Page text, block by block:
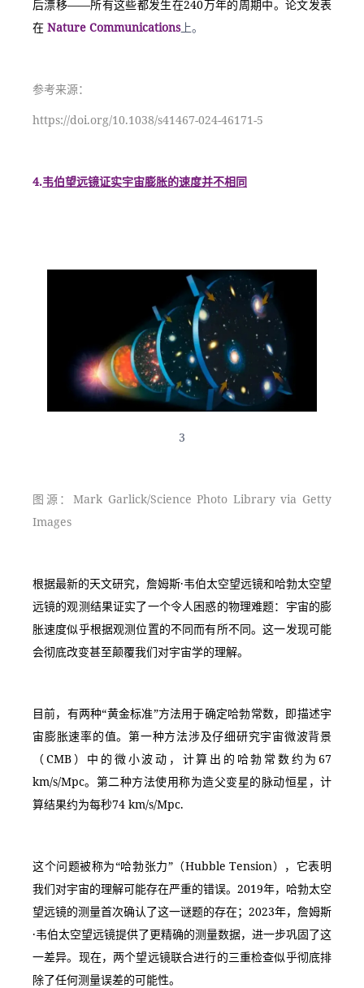
后漂移——所有这些都发生在240万年的周期中。论文发表
在 Nature Communications上。
参考来源：
https://doi.org/10.1038/s41467-024-46171-5
4.韦伯望远镜证实宇宙膨胀的速度并不相同
3
图源：Mark Garlick/Science Photo Library via Getty
Images
根据最新的天文研究，詹姆斯·韦伯太空望远镜和哈勃太空望
远镜的观测结果证实了一个令人困惑的物理难题：宇宙的膨
胀速度似乎根据观测位置的不同而有所不同。这一发现可能
会彻底改变甚至颠覆我们对宇宙学的理解。
目前，有两种“黄金标准”方法用于确定哈勃常数，即描述宇
宙膨胀速率的值。第一种方法涉及仔细研究宇宙微波背景
（CMB）中的微小波动，计算出的哈勃常数约为67
km/s/Mpc。第二种方法使用称为造父变星的脉动恒星，计
算结果约为每秒74 km/s/Mpc.
这个问题被称为“哈勃张力”（Hubble Tension），它表明
我们对宇宙的理解可能存在严重的错误。2019年，哈勃太空
望远镜的测量首次确认了这一谜题的存在；2023年，詹姆斯
·韦伯太空望远镜提供了更精确的测量数据，进一步巩固了这
一差异。现在，两个望远镜联合进行的三重检查似乎彻底排
除了任何测量误差的可能性。